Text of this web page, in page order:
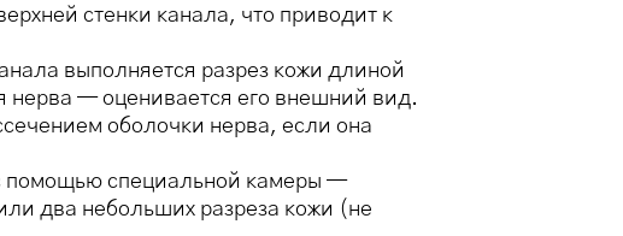
стенки канала, что приводит к
выполняется разрез кожи длиной
нерва — оценивается его внешний вид.
оболочки нерва, если она
помощью специальной камеры —
два небольших разреза кожи (не